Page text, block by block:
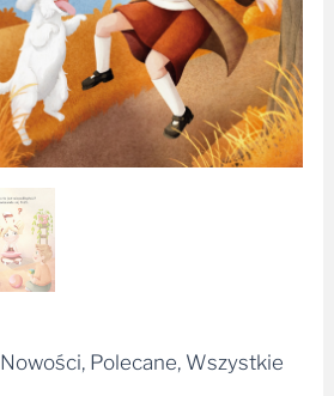
Nowości, Polecane, Wszystkie